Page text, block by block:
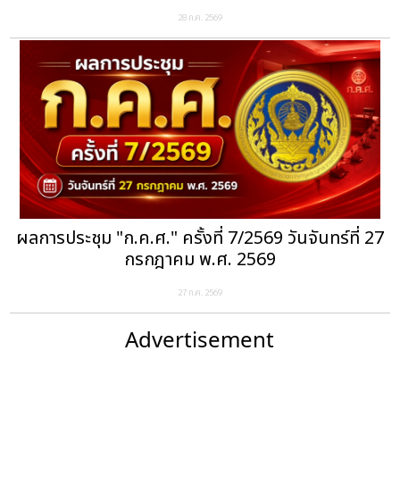
28 ก.ค. 2569
ผลการประชุม "ก.ค.ศ." ครั้งที่ 7/2569 วันจันทร์ที่ 27
กรกฎาคม พ.ศ. 2569
27 ก.ค. 2569
Advertisement